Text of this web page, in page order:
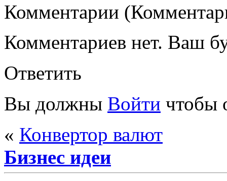
Комментарии
Комментариев нет. Ваш
Ответить
Вы должны Войти чтобы
« Конвертор валют
Бизнес идеи